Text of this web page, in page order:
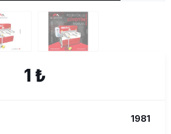
1 ₺
1981